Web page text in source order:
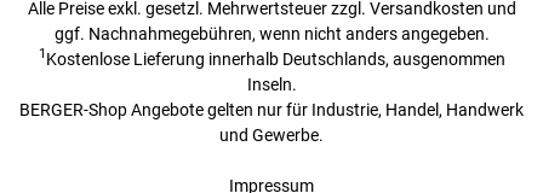
Alle Preise exkl. gesetzl. Mehrwertsteuer zzgl. Versandkosten und
ggf. Nachnahmegebühren, wenn nicht anders angegeben.
1 Kostenlose Lieferung innerhalb Deutschlands, ausgenommen
Inseln.
BERGER-Shop Angebote gelten nur für Industrie, Handel, Handwerk
und Gewerbe.
Impressum